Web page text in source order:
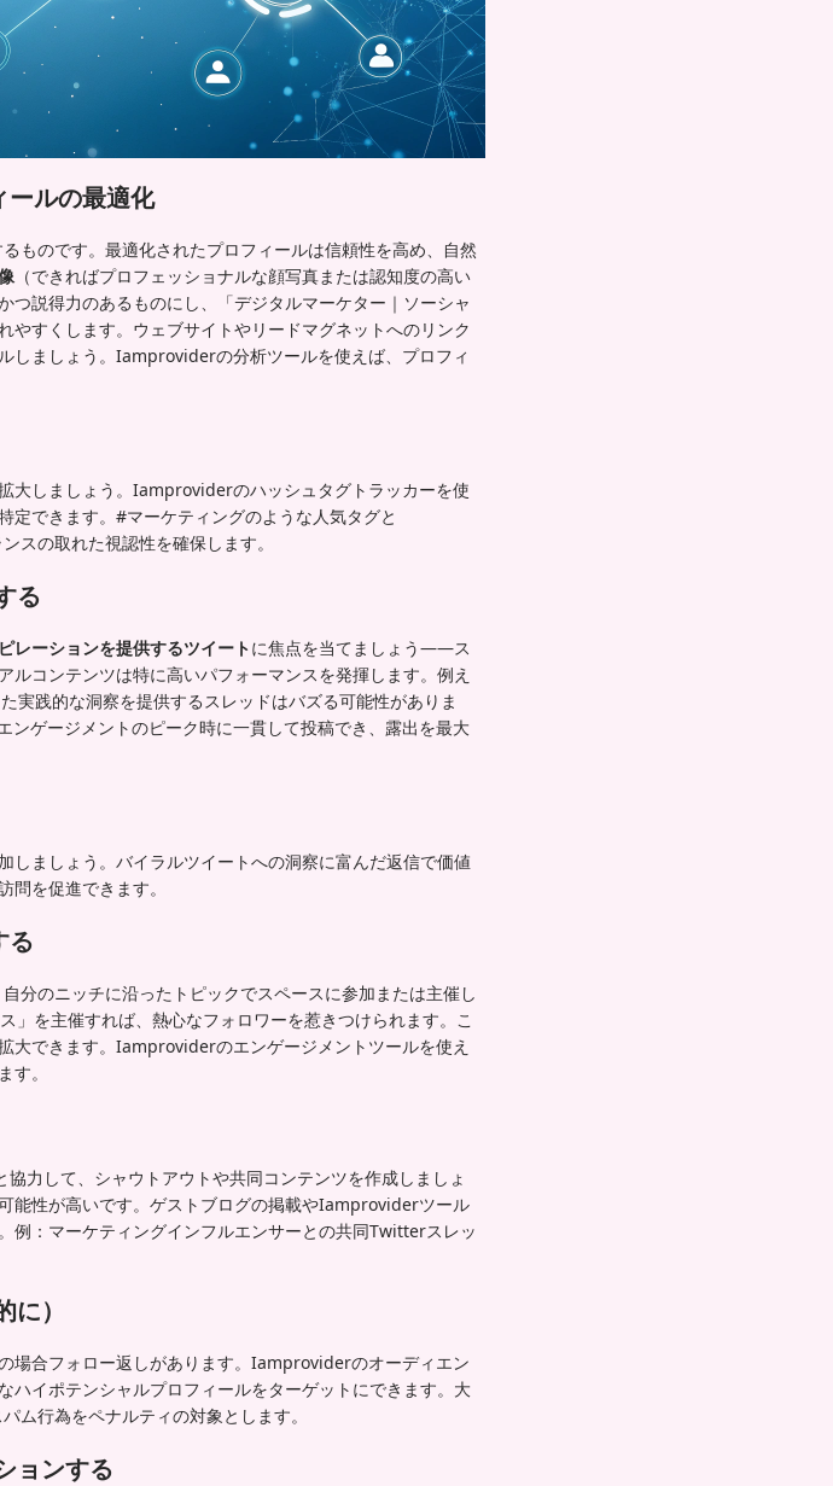
ルの最適化
ものです。最適化されたプロフィールは信頼性を高め、自然
（できればプロフェッショナルな顔写真または認知度の高い
説得力のあるものにし、「デジタルマーケター｜ソーシャ
すくします。ウェブサイトやリードマグネットへのリンク
しましょう。Iamproviderの分析ツールを使えば、プロフィ
大しましょう。Iamproviderのハッシュタグトラッカーを使
定できます。#マーケティングのような人気タグと
スの取れた視認性を確保します。
る
レーションを提供するツイートに焦点を当てましょう——ス
コンテンツは特に高いパフォーマンスを発揮します。例え
践的な洞察を提供するスレッドはバズる可能性がありま
ゲージメントのピーク時に一貫して投稿でき、露出を最大
しましょう。バイラルツイートへの洞察に富んだ返信で価値
を促進できます。
る
分のニッチに沿ったトピックでスペースに参加または主催し
」を主催すれば、熱心なフォロワーを惹きつけられます。こ
大できます。Iamproviderのエンゲージメントツールを使え
す。
力して、シャウトアウトや共同コンテンツを作成しましょ
能性が高いです。ゲストブログの掲載やIamproviderツール
例：マーケティングインフルエンサーとの共同Twitterスレッ
）
合フォロー返しがあります。Iamproviderのオーディエン
ハイポテンシャルプロフィールをターゲットにできます。大
行為をペナルティの対象とします。
ョンする